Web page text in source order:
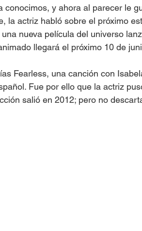
conocimos, y ahora al parecer le
la actriz habló sobre el próximo
nueva película del universo
llegará el próximo 10 de
Fearless, una canción con
Fue por ello que la actriz
salió en 2012; pero no